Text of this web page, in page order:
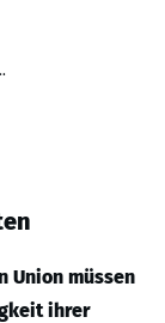
berichten
Union müssen
ihrer